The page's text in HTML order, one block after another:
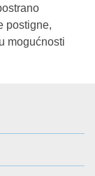
postigne,
mogućnosti